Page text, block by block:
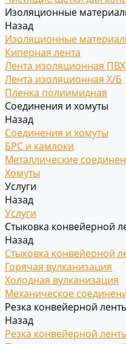
Изоляционные
Назад
Изоляционные
Киперная лента
Лента изоляционная ПВХ
Лента изоляционная Х/Б
Пленка полиимидная
Соединения и хомуты
Назад
Соединения и хомуты
БРС и камлоки
Металлические
Хомуты
Услуги
Назад
Услуги
Стыковка конвейерной
Назад
Стыковка конвейерной
Горячая вулканизация
Холодная вулканизация
Механическое
Резка конвейерной
Назад
Резка конвейерной